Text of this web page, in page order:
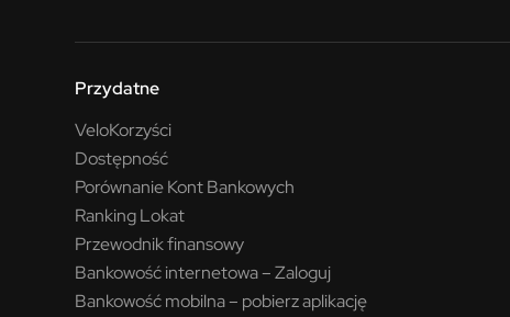
Przydatne
VeloKorzyści
Dostępność
Porównanie Kont Bankowych
Ranking Lokat
Przewodnik finansowy
Bankowość internetowa – Zaloguj
Bankowość mobilna – pobierz aplikację